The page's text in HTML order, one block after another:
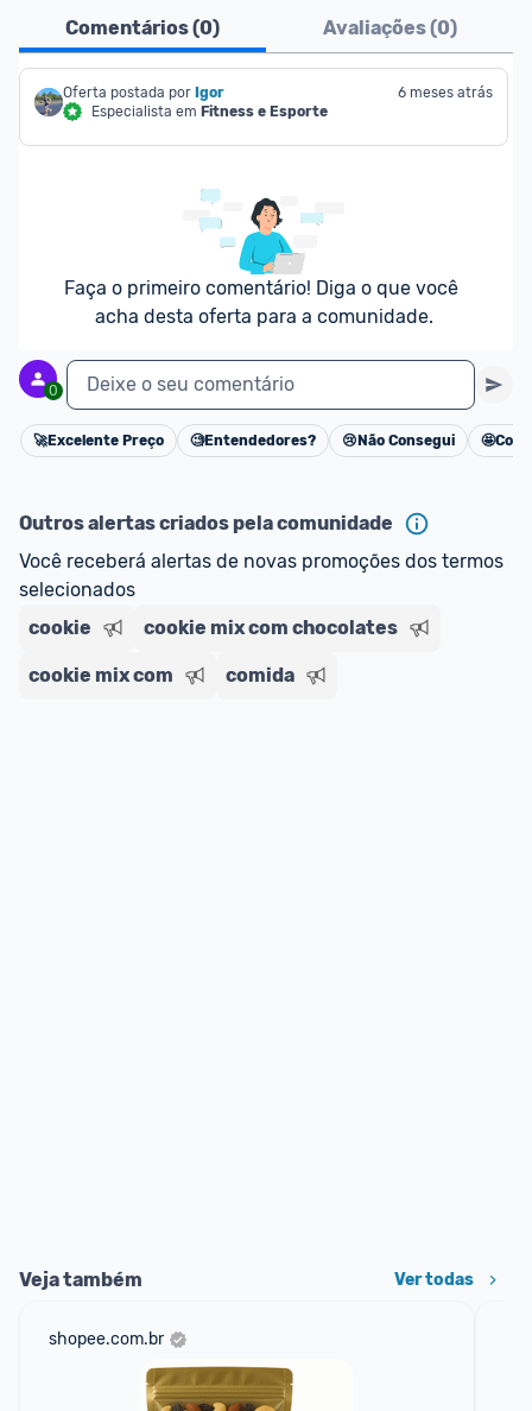
Comentários (0) Avaliações (0)
Oferta postada por Igor
Especialista em Fitness e Esporte
6 meses atrás
Faça o primeiro comentário! Diga o que você
acha desta oferta para a comunidade.
0 Deixe o seu comentário
Cancelar
🚀Excelente Preço 🧐Entendedores? 😢 Não Consegui 🤩
Outros alertas criados pela comunidade
Você receberá alertas de novas promoções dos termos
selecionados
cookie
cookie mix com chocolates
cookie mix com comida
Veja também Ver todas
shopee.com.br